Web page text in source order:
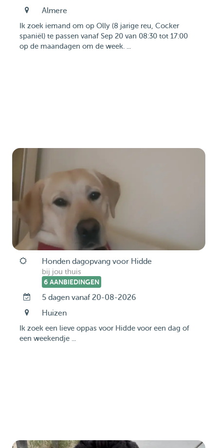
Almere
Ik zoek iemand om op Olly (8 jarige reu, Cocker
spaniël) te passen vanaf Sep 20 van 08:30 tot 17:00
op de maandagen om de week. ...
Honden dagopvang voor Hidde
bij jou thuis
6 AANBIEDINGEN
5 dagen vanaf 20-08-2026
Huizen
Ik zoek een lieve oppas voor Hidde voor een dag of
een weekendje ...